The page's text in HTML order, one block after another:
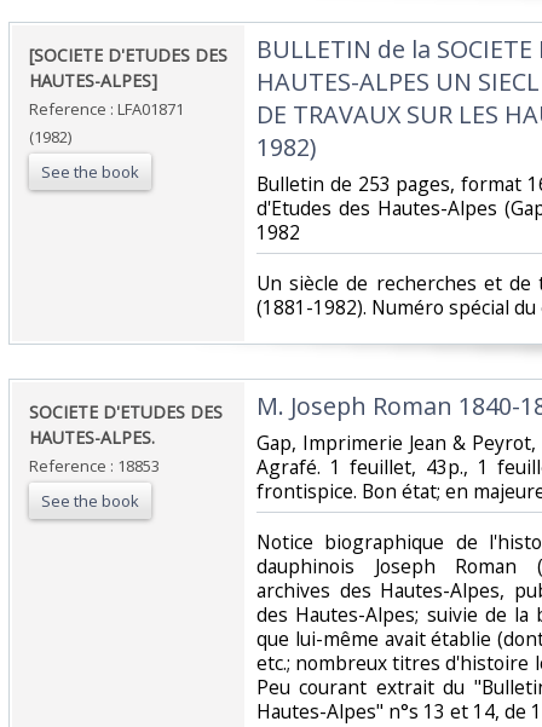
‎[SOCIETE D'ETUDES DES
HAUTES-ALPES] ‎
Reference : LFA01871
(1982)
See the book
‎BULLETIN de la SOCIETE
HAUTES-ALPES UN
DE TRAVAUX SUR LES
1982)‎
‎Bulletin de 253 pages, format
d'Etudes des Hautes-Alpes
1982‎
‎Un siècle de recherches et de
(1881-1982). Numéro spécial
‎SOCIETE D'ETUDES DES
HAUTES-ALPES.‎
Reference : 18853
See the book
‎M. Joseph Roman 1840-
‎Gap, Imprimerie Jean &
Agrafé. 1 feuillet, 43p., 1
frontispice. Bon état; en
‎Notice biographique de
dauphinois Joseph Roman
archives des Hautes-Alpes,
des Hautes-Alpes; suivie de
que lui-même avait établie
etc.; nombreux titres d'histoire
Peu courant extrait du
Hautes-Alpes" n°s 13 et 14, de